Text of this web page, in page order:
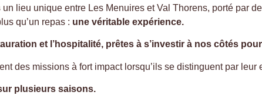
un lieu unique entre Les Menuires et Val Thorens, porté par
qu’un repas : une véritable expérience.
et l’hospitalité, prêtes à s’investir à nos côtés pour
des missions à fort impact lorsqu’ils se distinguent par
plusieurs saisons.